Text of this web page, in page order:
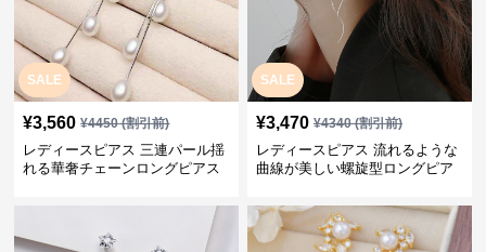
SALE
¥3,560 ¥4450(割引前)
レディースピアス 三連パール揺
れる華奢チェーンロングピアス
SALE
¥3,470 ¥4340(割引前)
レディースピアス 流れるような
曲線が美しい螺旋型ロングピア